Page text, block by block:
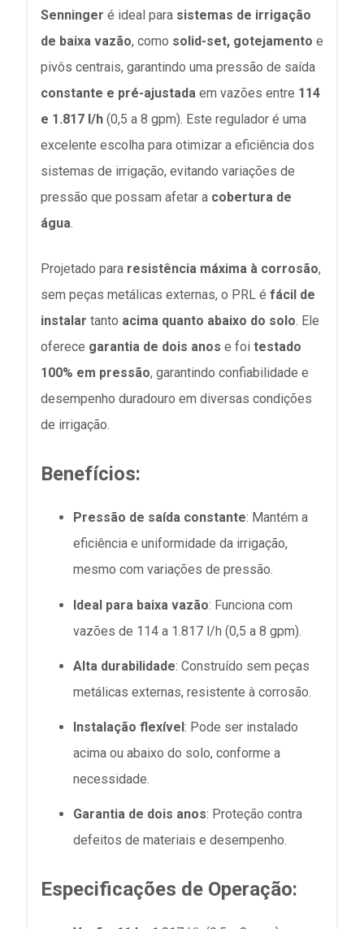
Senninger é ideal para sistemas de irrigação
de baixa vazão, como solid-set, gotejamento e
pivôs centrais, garantindo uma pressão de saída
constante e pré-ajustada em vazões entre 114
e 1.817 l/h (0,5 a 8 gpm). Este regulador é uma
excelente escolha para otimizar a eficiência dos
sistemas de irrigação, evitando variações de
pressão que possam afetar a cobertura de
água.
Projetado para resistência máxima à corrosão,
sem peças metálicas externas, o PRL é fácil de
instalar tanto acima quanto abaixo do solo. Ele
oferece garantia de dois anos e foi testado
100% em pressão, garantindo confiabilidade e
desempenho duradouro em diversas condições
de irrigação.
Benefícios:
Pressão de saída constante: Mantém a
eficiência e uniformidade da irrigação,
mesmo com variações de pressão.
Ideal para baixa vazão: Funciona com
vazões de 114 a 1.817 l/h (0,5 a 8 gpm).
Alta durabilidade: Construído sem peças
metálicas externas, resistente à corrosão.
Instalação flexível: Pode ser instalado
acima ou abaixo do solo, conforme a
necessidade.
Garantia de dois anos: Proteção contra
defeitos de materiais e desempenho.
Especificações de Operação: